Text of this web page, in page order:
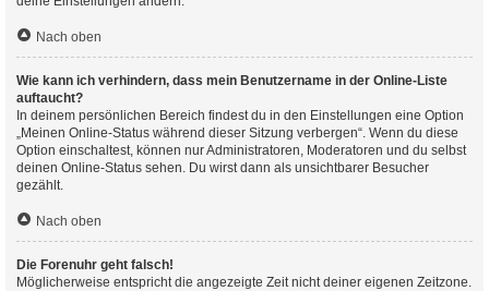
Nach oben
Wie kann ich verhindern, dass mein Benutzername in der Online-Liste
auftaucht?
In deinem persönlichen Bereich findest du in den Einstellungen eine Option
„Meinen Online-Status während dieser Sitzung verbergen“. Wenn du diese
Option einschaltest, können nur Administratoren, Moderatoren und du selbst
deinen Online-Status sehen. Du wirst dann als unsichtbarer Besucher
gezählt.
Nach oben
Die Forenuhr geht falsch!
Möglicherweise entspricht die angezeigte Zeit nicht deiner eigenen Zeitzone.